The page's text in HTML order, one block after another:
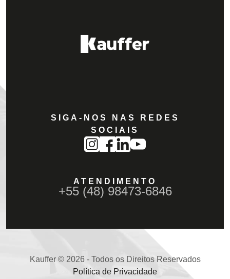
SIGA-NOS NAS REDES
SOCIAIS
ATENDIMENTO
+55 (48) 98473-6846
Kauffer © 2026 - Todos os Direitos Reservados
Política de Privacidade